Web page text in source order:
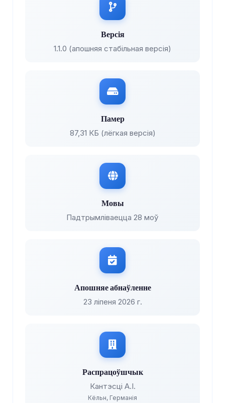
Версія
1.1.0 (апошняя стабільная версія)
Памер
87,31 КБ (лёгкая версія)
Мовы
Падтрымліваецца 28 моў
Апошняе абнаўленне
23 ліпеня 2026 г.
Распрацоўшчык
Кантэсці А.І.
Кёльн, Германія